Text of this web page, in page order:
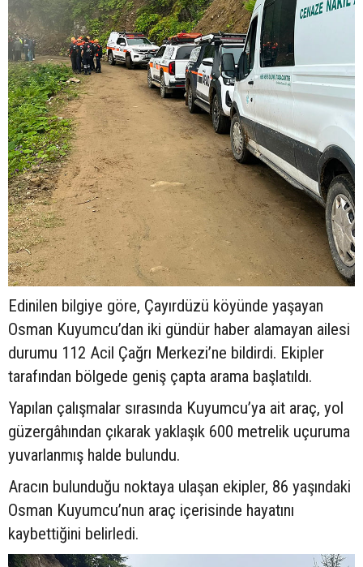
Edinilen bilgiye göre, Çayırdüzü köyünde yaşayan
Osman Kuyumcu’dan iki gündür haber alamayan ailesi
durumu 112 Acil Çağrı Merkezi’ne bildirdi. Ekipler
tarafından bölgede geniş çapta arama başlatıldı.
Yapılan çalışmalar sırasında Kuyumcu’ya ait araç, yol
güzergâhından çıkarak yaklaşık 600 metrelik uçuruma
yuvarlanmış halde bulundu.
Aracın bulunduğu noktaya ulaşan ekipler, 86 yaşındaki
Osman Kuyumcu’nun araç içerisinde hayatını
kaybettiğini belirledi.